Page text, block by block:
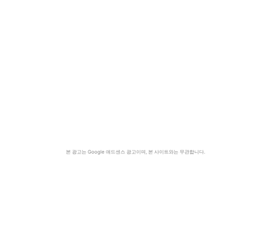
본 광고는 Google 애드센스 광고이며, 본 사이트와는 무관합니다.